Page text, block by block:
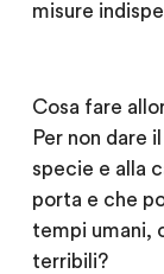
misure
Cosa fare
Per non dare
specie e alla
porta e che
tempi umani,
terribili?